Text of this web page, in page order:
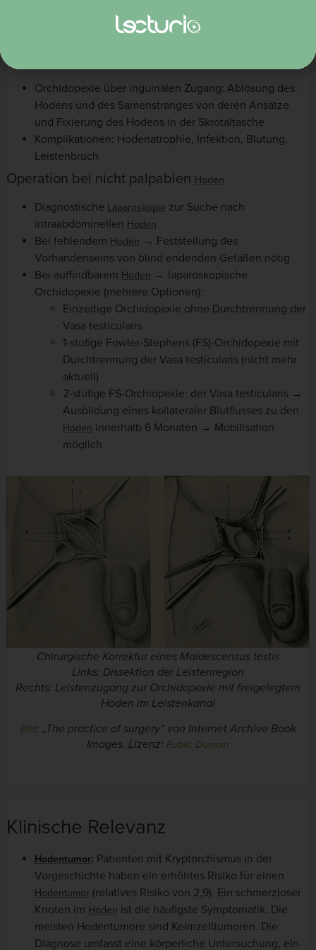
Ermöglichung der Untersuchung des Hodens
Verringerung des Risikos einer
Operation bei palpablen
Orchidopexie über inguinalen Zugang: Ablösung des
Hodens und des Samenstranges von deren Ansätze
und Fixierung des Hodens in der Skrotaltasche
Komplikationen: Hodenatrophie, Infektion, Blutung,
Leistenbruch
Operation bei nicht palpablen Hoden
Diagnostische Laparoskopie zur Suche nach
intraabdominellen Hoden
Bei fehlendem Hoden → Feststellung des
Vorhandenseins von blind endenden Gefäßen nötig
Bei auffindbarem Hoden → laparoskopische
Orchidopexie (mehrere Optionen):
Einzeitige Orchidopexie ohne Durchtrennung der
Vasa testicularis
1-stufige Fowler-Stephens (FS)-Orchidopexie mit
Durchtrennung der Vasa testicularis (nicht mehr
aktuell)
2-stufige FS-Orchiopexie: der Vasa testicularis →
Ausbildung eines kollateraler Blutflusses zu den
Hoden innerhalb 6 Monaten → Mobilisation
möglich
Chirurgische Korrektur eines Maldescensus testis
Links: Dissektion der Leistenregion
Rechts: Leistenzugang zur Orchidopexie mit freigelegtem
Hoden im Leistenkanal
Bild: „The practice of surgery” von Internet Archive Book
Images. Lizenz: Public Domain
Klinische Relevanz
Hodentumor: Patienten mit Kryptorchismus in der
Vorgeschichte haben ein erhöhtes Risiko für einen
Hodentumor (relatives Risiko von 2,9). Ein schmerzloser
Knoten im Hoden ist die häufigste Symptomatik. Die
meisten Hodentumore sind Keimzelltumoren. Die
Diagnose umfasst eine körperliche Untersuchung, ein